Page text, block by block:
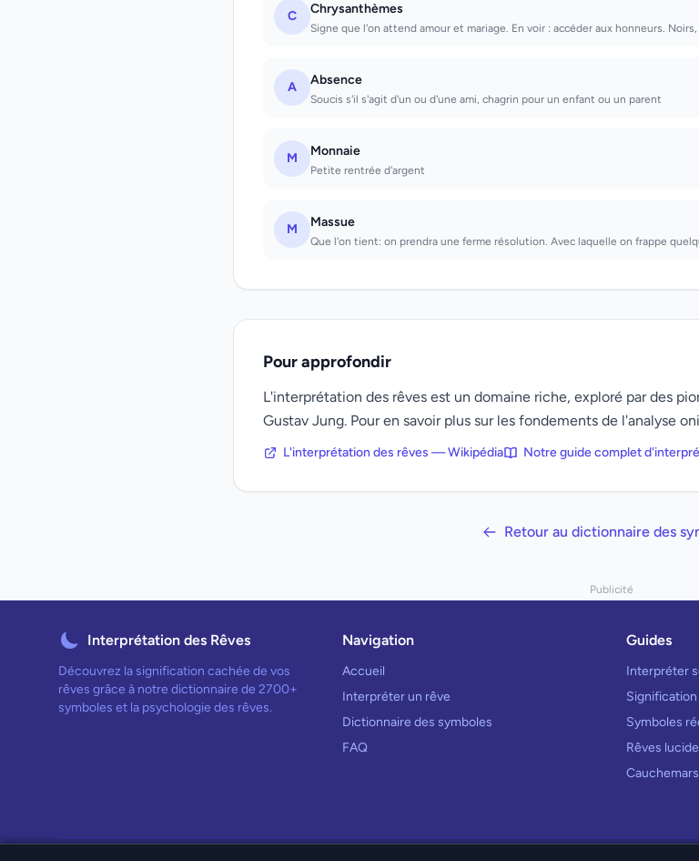
C Chrysanthèmes
Signe que l'on attend amour et mariage. En voir : accéder aux honneurs. Noirs,
A Absence
Soucis s'il s'agit d'un ou d'une ami, chagrin pour un enfant ou un parent
M Monnaie
Petite rentrée d'argent
M Massue
Que l'on tient: on prendra une ferme résolution. Avec laquelle on frappe
Pour approfondir
L'interprétation des rêves est un domaine riche, exploré par des
Gustav Jung. Pour en savoir plus sur les fondements de l'analyse
L'interprétation des rêves — Wikipédia Notre guide complet
Retour au dictionnaire des
Publicité
Interprétation des Rêves
Découvrez la signification cachée de vos
rêves grâce à notre dictionnaire de 2700+
symboles et la psychologie des rêves.
Navigation
Accueil
Interpréter un rêve
Dictionnaire des symboles
FAQ
Guides
Interpréter
Symboles
Rêves
Cauchemars